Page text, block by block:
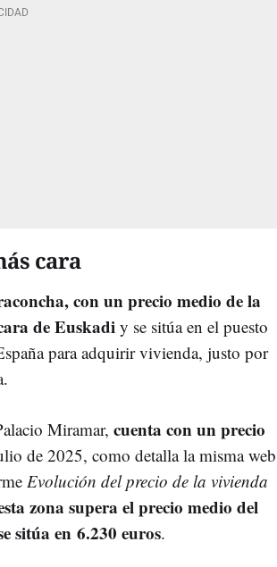
cara
con un precio medio de la
de Euskadi y se sitúa en el puesto
para adquirir vivienda, justo por
Miramar, cuenta con un precio
de 2025, como detalla la misma web
Evolución del precio de la vivienda
zona supera el precio medio del
sitúa en 6.230 euros.